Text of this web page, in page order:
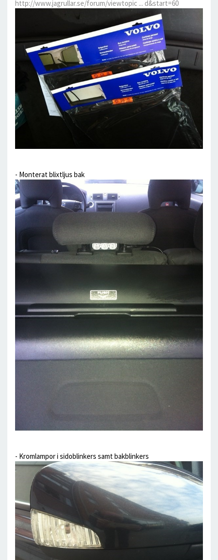
http://www.jagrullar.se/forum/viewtopic ... d&start=60
- Monterat blixtljus bak
- Kromlampor i sidoblinkers samt bakblinkers